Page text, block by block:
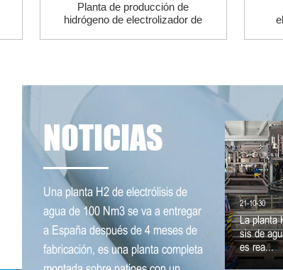
Planta de producción de
hidrógeno de electrolizador de
NOTICIAS
Una planta H2 de electrólisis de
agua de 100 Nm3 se va a entregar
a España después de 4 meses de
fabricación, es una planta completa
21-10-30
La planta
sis de
es rea...